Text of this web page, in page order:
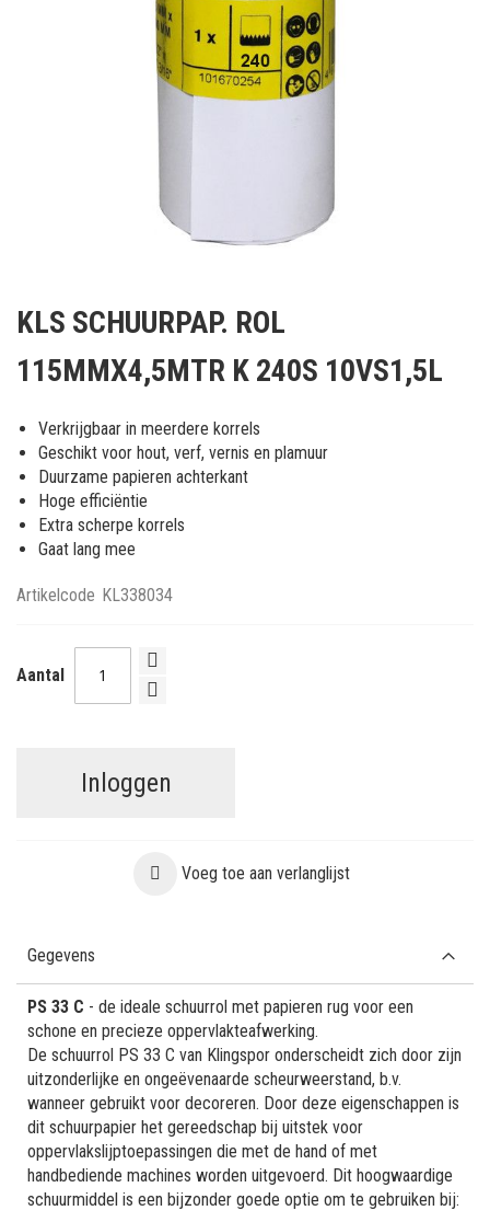
het
van
afbeeldingen-
gallerij
KLS SCHUURPAP. ROL
115MMX4,5MTR K 240S 10VS1,5L
Verkrijgbaar in meerdere korrels
Geschikt voor hout, verf, vernis en plamuur
Duurzame papieren achterkant
Hoge efficiëntie
Extra scherpe korrels
Gaat lang mee
Artikelcode KL338034
Aantal
Inloggen
Voeg toe aan verlanglijst
Gegevens
PS 33 C - de ideale schuurrol met papieren rug voor een
schone en precieze oppervlakteafwerking.
De schuurrol PS 33 C van Klingspor onderscheidt zich door zijn
uitzonderlijke en ongeëvenaarde scheurweerstand, b.v.
wanneer gebruikt voor decoreren. Door deze eigenschappen is
dit schuurpapier het gereedschap bij uitstek voor
oppervlakslijptoepassingen die met de hand of met
handbediende machines worden uitgevoerd. Dit hoogwaardige
schuurmiddel is een bijzonder goede optie om te gebruiken bij: